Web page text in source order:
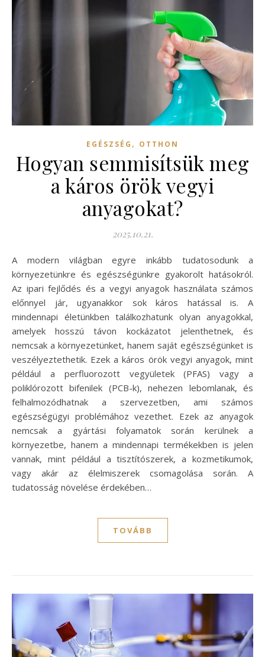
EGÉSZSÉG , OTTHON
Hogyan semmisítsük meg
a káros örök vegyi
anyagokat?
2025.10.21.
A modern világban egyre inkább tudatosodunk a
környezetünkre és egészségünkre gyakorolt hatásokról.
Az ipari fejlődés és a vegyi anyagok használata számos
előnnyel jár, ugyanakkor sok káros hatással is. A
mindennapi életünkben találkozhatunk olyan anyagokkal,
amelyek hosszú távon kockázatot jelenthetnek, és
nemcsak a környezetünket, hanem saját egészségünket is
veszélyeztethetik. Ezek a káros örök vegyi anyagok, mint
például a perfluorozott vegyületek (PFAS) vagy a
poliklórozott bifenilek (PCB-k), nehezen lebomlanak, és
felhalmozódhatnak a szervezetben, ami számos
egészségügyi problémához vezethet. Ezek az anyagok
nemcsak a gyártási folyamatok során kerülnek a
környezetbe, hanem a mindennapi termékekben is jelen
vannak, mint például a tisztítószerek, a kozmetikumok,
vagy akár az élelmiszerek csomagolása során. A
tudatosság növelése érdekében…
TOVÁBB